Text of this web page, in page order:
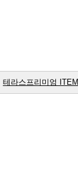
테라스프리미엄 ITEM